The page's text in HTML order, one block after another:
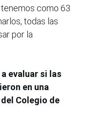
tenemos como 63
todas las
por la
a evaluar si las
en una
Colegio de